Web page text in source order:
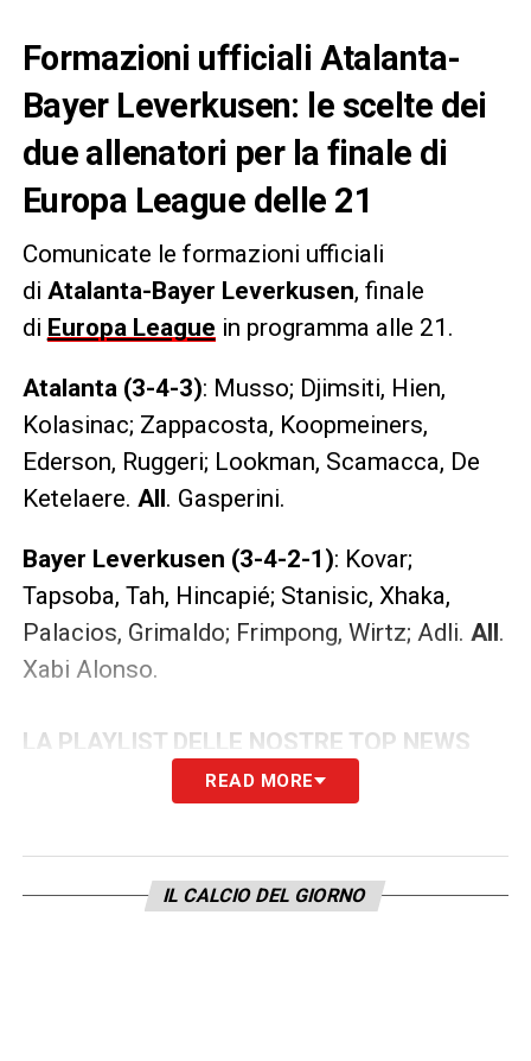
Formazioni ufficiali Atalanta-
Bayer Leverkusen: le scelte dei
due allenatori per la finale di
Europa League delle 21
Comunicate le formazioni ufficiali
di Atalanta-Bayer Leverkusen, finale
di Europa League in programma alle 21.
Atalanta (3-4-3): Musso; Djimsiti, Hien,
Kolasinac; Zappacosta, Koopmeiners,
Ederson, Ruggeri; Lookman, Scamacca, De
Ketelaere. All . Gasperini.
Bayer Leverkusen (3-4-2-1): Kovar;
Tapsoba, Tah, Hincapié; Stanisic, Xhaka,
Palacios, Grimaldo; Frimpong, Wirtz; Adli. All.
Xabi Alonso.
LA PLAYLIST DELLE NOSTRE TOP NEWS
READ MORE
IL CALCIO DEL GIORNO